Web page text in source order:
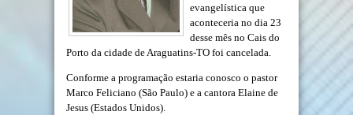
evangelística que
aconteceria no dia 23
desse mês no Cais do
Porto da cidade de Araguatins-TO foi cancelada.
Conforme a programação estaria conosco o pastor
Marco Feliciano (São Paulo) e a cantora Elaine de
Jesus (Estados Unidos).